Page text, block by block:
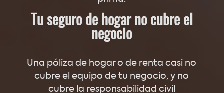
Tu seguro de hogar no cubre el
negocio
Una póliza de hogar o de renta casi no
cubre el equipo de tu negocio, y no
cubre la responsabilidad civil